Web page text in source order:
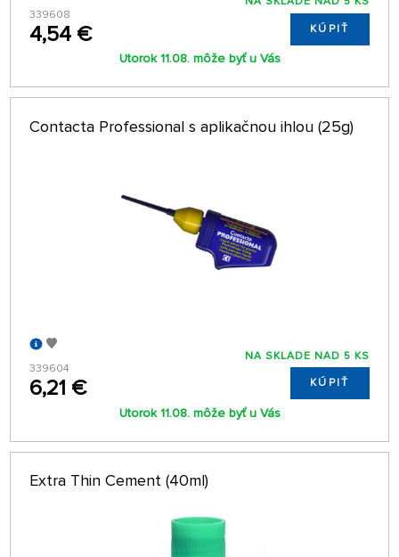
339608
4,54 € KÚPIŤ
Utorok 11.08. môže byť u Vás
Contacta Professional s aplikačnou ihlou (25g)
339604
6,21 €
NA SKLADE NAD 5 KS
KÚPIŤ
Utorok 11.08. môže byť u Vás
Extra Thin Cement (40ml)